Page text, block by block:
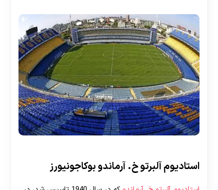
استادیوم آلبرتو خ. آرماندو بوکاجونیورز